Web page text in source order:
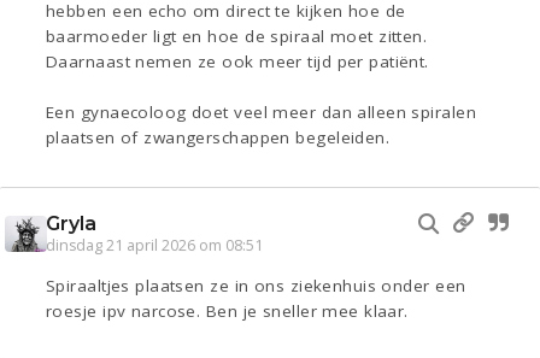
hebben een echo om direct te kijken hoe de
baarmoeder ligt en hoe de spiraal moet zitten.
Daarnaast nemen ze ook meer tijd per patiënt.
Een gynaecoloog doet veel meer dan alleen spiralen
plaatsen of zwangerschappen begeleiden.
Gryla
dinsdag 21 april 2026 om 08:51
Spiraaltjes plaatsen ze in ons ziekenhuis onder een
roesje ipv narcose. Ben je sneller mee klaar.